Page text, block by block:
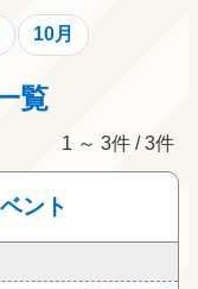
10月
覧
1 ～ 3件 / 3件
ント